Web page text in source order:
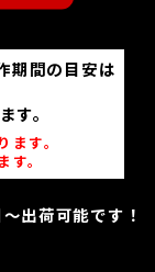
期間の目安は
す。
す。
。
出荷可能です！